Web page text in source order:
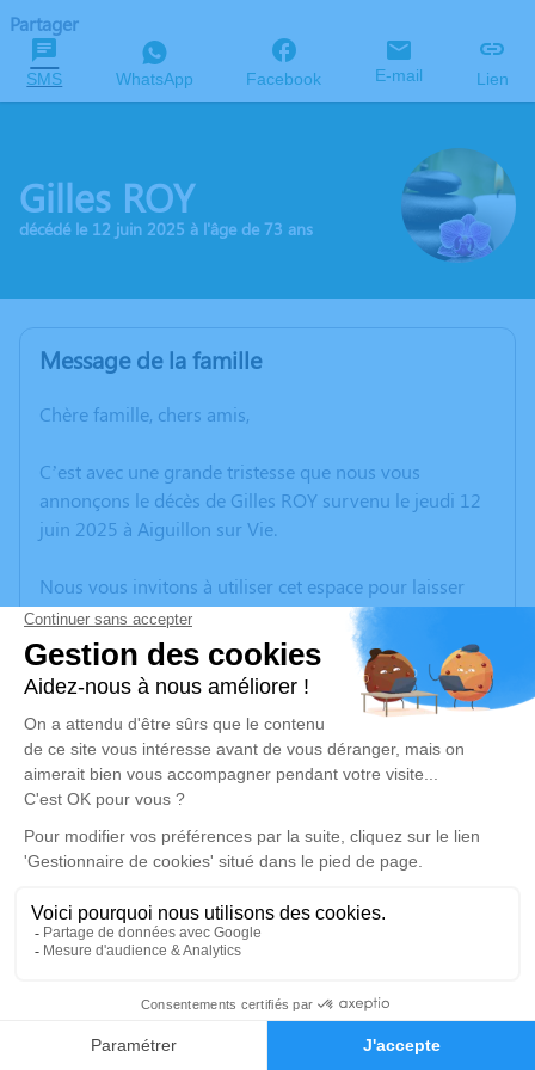
Faire-part Hommages
Partager
SMS WhatsApp Facebook E-mail Lien
Gilles ROY
décédé le 12 juin 2025 à l'âge de 73 ans
Message de la famille
Chère famille, chers amis,
C’est avec une grande tristesse que nous vous
annonçons le décès de Gilles ROY survenu le jeudi 12
juin 2025 à Aiguillon sur Vie.
Nous vous invitons à utiliser cet espace pour laisser
vos condoléances, partager des photos souvenirs, une
anecdote ou exprimer vos pensées à travers des
poèmes ou des textes. Cet endroit est un lieu
d'expression dédié à honorer la mémoire de Gilles
ROY.
Un service de plantation d’arbre hommage est
disponible ici.
Je rends hommage
Cérémonie civile
Crématorium de Vendée de Les Sables d'Olonne
85100 Les Sables d'Olonne